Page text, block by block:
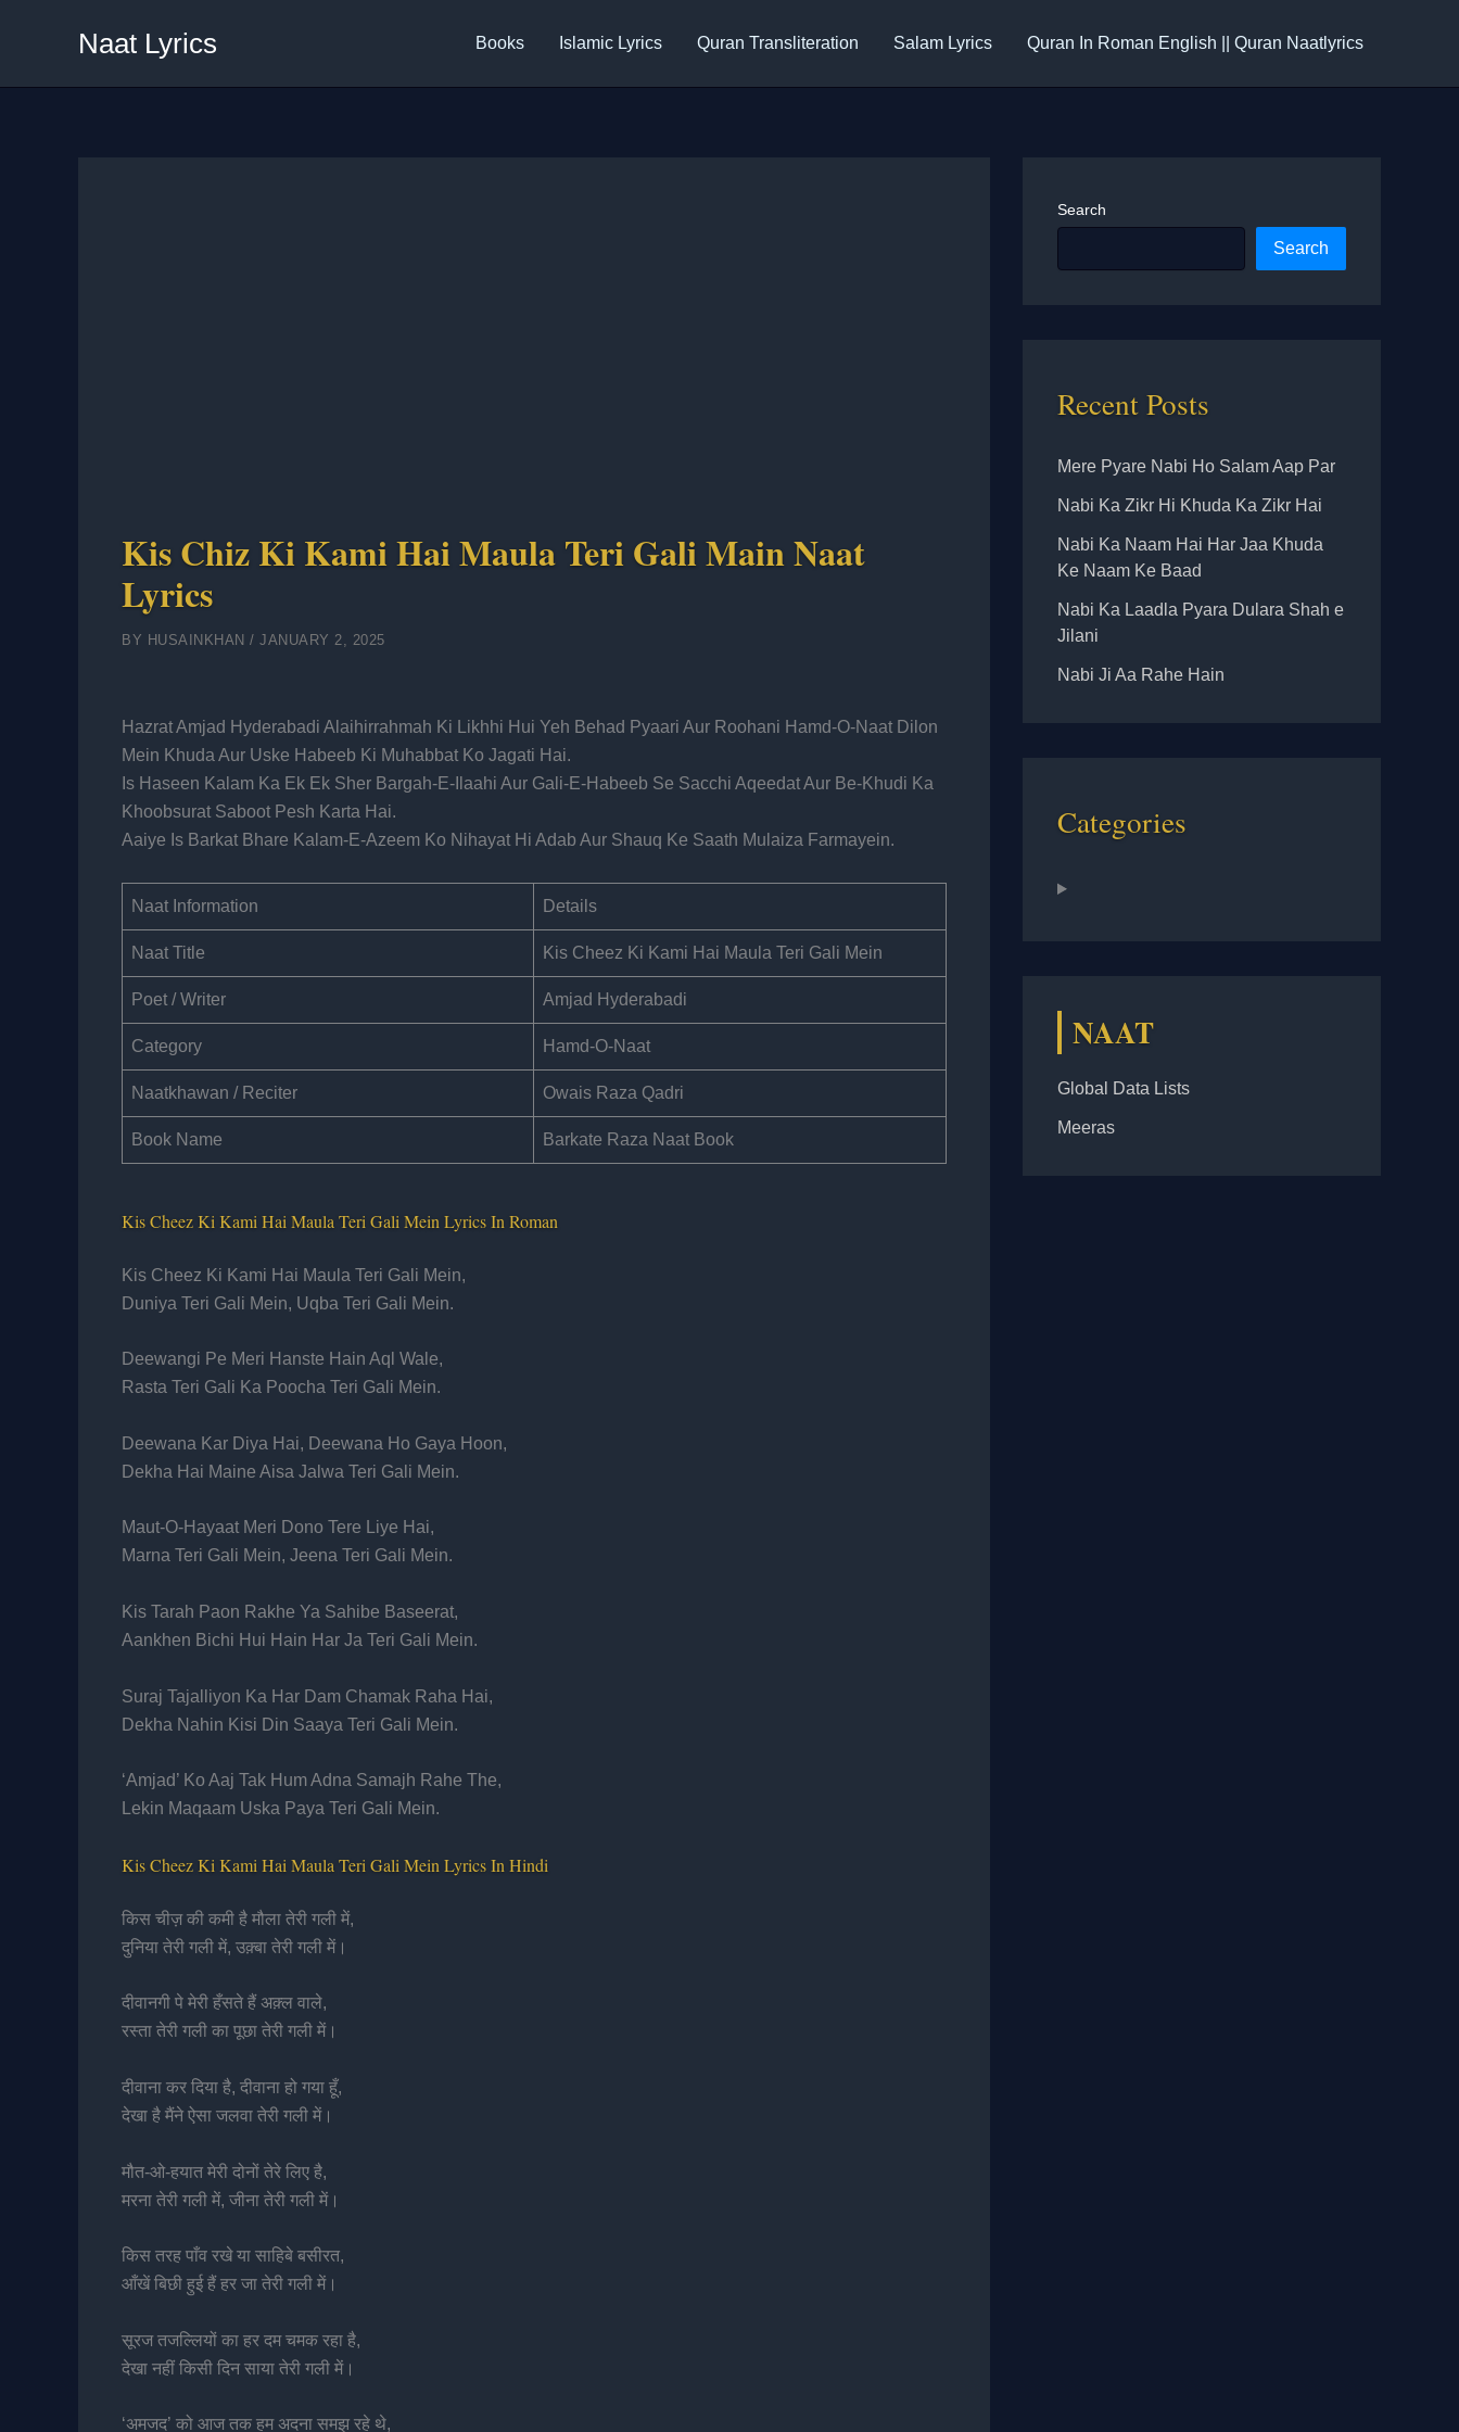
Naat Lyrics Books Islamic Lyrics Quran Transliteration Salam Lyrics Quran In Roman English || Quran Naatlyrics
Kis Chiz Ki Kami Hai Maula Teri Gali Main Naat
Lyrics
BY HUSAINKHAN / JANUARY 2, 2025
Hazrat Amjad Hyderabadi Alaihirrahmah Ki Likhhi Hui Yeh Behad Pyaari Aur Roohani Hamd-O-Naat Dilon
Mein Khuda Aur Uske Habeeb Ki Muhabbat Ko Jagati Hai.
Is Haseen Kalam Ka Ek Ek Sher Bargah-E-Ilaahi Aur Gali-E-Habeeb Se Sacchi Aqeedat Aur Be-Khudi Ka
Khoobsurat Saboot Pesh Karta Hai.
Aaiye Is Barkat Bhare Kalam-E-Azeem Ko Nihayat Hi Adab Aur Shauq Ke Saath Mulaiza Farmayein.
Naat Information Details
Naat Title Kis Cheez Ki Kami Hai Maula Teri Gali Mein
Poet / Writer Amjad Hyderabadi
Category Hamd-O-Naat
Naatkhawan / Reciter Owais Raza Qadri
Book Name Barkate Raza Naat Book
Kis Cheez Ki Kami Hai Maula Teri Gali Mein Lyrics In Roman
Kis Cheez Ki Kami Hai Maula Teri Gali Mein,
Duniya Teri Gali Mein, Uqba Teri Gali Mein.
Deewangi Pe Meri Hanste Hain Aql Wale,
Rasta Teri Gali Ka Poocha Teri Gali Mein.
Deewana Kar Diya Hai, Deewana Ho Gaya Hoon,
Dekha Hai Maine Aisa Jalwa Teri Gali Mein.
Maut-O-Hayaat Meri Dono Tere Liye Hai,
Marna Teri Gali Mein, Jeena Teri Gali Mein.
Kis Tarah Paon Rakhe Ya Sahibe Baseerat,
Aankhen Bichi Hui Hain Har Ja Teri Gali Mein.
Suraj Tajalliyon Ka Har Dam Chamak Raha Hai,
Dekha Nahin Kisi Din Saaya Teri Gali Mein.
‘Amjad’ Ko Aaj Tak Hum Adna Samajh Rahe The,
Lekin Maqaam Uska Paya Teri Gali Mein.
Kis Cheez Ki Kami Hai Maula Teri Gali Mein Lyrics In Hindi
किस चीज़ की कमी है मौला तेरी गली में,
दुनिया तेरी गली में, उक़्बा तेरी गली में।
दीवानगी पे मेरी हँसते हैं अक़्ल वाले,
रस्ता तेरी गली का पूछा तेरी गली में।
दीवाना कर दिया है, दीवाना हो गया हूँ,
देखा है मैंने ऐसा जलवा तेरी गली में।
मौत-ओ-हयात मेरी दोनों तेरे लिए है,
मरना तेरी गली में, जीना तेरी गली में।
किस तरह पाँव रखे या साहिबे बसीरत,
आँखें बिछी हुई हैं हर जा तेरी गली में।
सूरज तजल्लियों का हर दम चमक रहा है,
देखा नहीं किसी दिन साया तेरी गली में।
‘अमजद’ को आज तक हम अदना समझ रहे थे,
Search
Search
Recent Posts
Mere Pyare Nabi Ho Salam Aap Par
Nabi Ka Zikr Hi Khuda Ka Zikr Hai
Nabi Ka Naam Hai Har Jaa Khuda
Ke Naam Ke Baad
Nabi Ka Laadla Pyara Dulara Shah e
Jilani
Nabi Ji Aa Rahe Hain
Categories
NAAT
Global Data Lists
Meeras